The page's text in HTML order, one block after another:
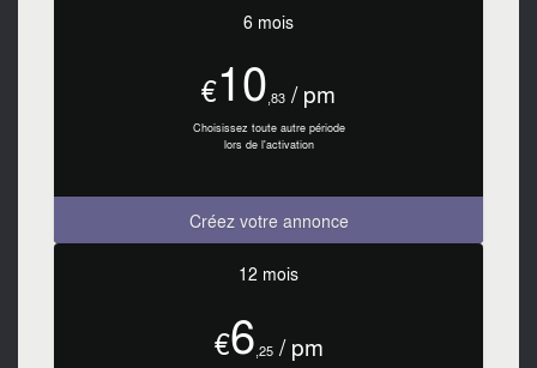
6 mois
€10 ,83 / pm
Choisissez toute autre période
lors de l'activation
Créez votre annonce
12 mois
€6 ,25/ pm